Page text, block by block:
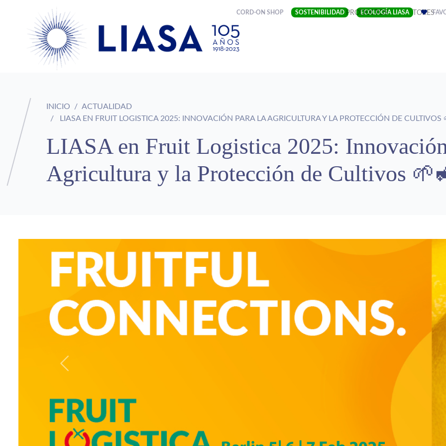
CORD-ON SHOP SOSTENIBILIDAD ECOLOGÍA LIASA
EMPRESA(CURRENT)
PRODUCTOS SECTORES
INICIO
ACTUALIDAD
LIASA EN FRUIT LOGISTICA 2025: INNOVACIÓN PARA LA AGRICULTURA Y LA PROTECCIÓN DE CULTIVOS
LIASA en Fruit Logistica 2025:
Agricultura y la Protección de Cultivos
Previous